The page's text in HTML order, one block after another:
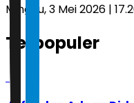
Minggu, 3 Mei 2026 |
Terpopuler